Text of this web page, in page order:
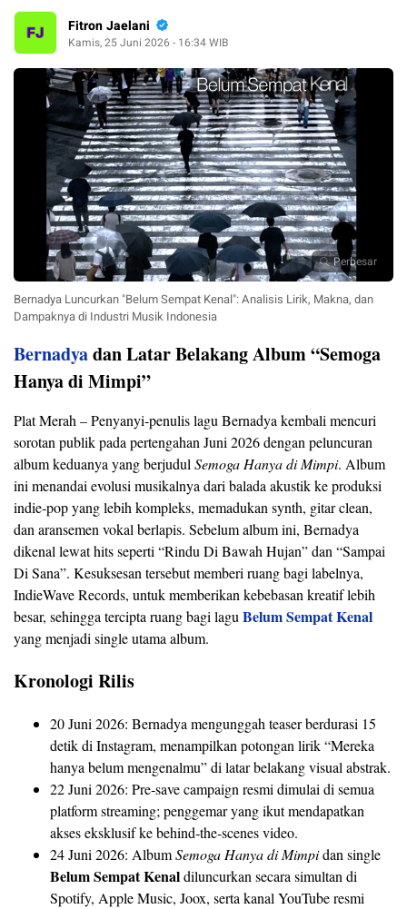
Fitron Jaelani
Kamis, 25 Juni 2026 - 16:34 WIB
Perbesar
Bernadya Luncurkan "Belum Sempat Kenal": Analisis Lirik, Makna, dan
Dampaknya di Industri Musik Indonesia
Bernadyadan Latar Belakang Album “Semoga
Hanya di Mimpi”
Plat Merah – Penyanyi‑penulis lagu Bernadya kembali mencuri
sorotan publik pada pertengahan Juni 2026 dengan peluncuran
album keduanya yang berjudulSemoga Hanya di Mimpi. Album
ini menandai evolusi musikalnya dari balada akustik ke produksi
indie‑pop yang lebih kompleks, memadukan synth, gitar clean,
dan aransemen vokal berlapis. Sebelum album ini, Bernadya
dikenal lewat hits seperti “Rindu Di Bawah Hujan” dan “Sampai
Di Sana”. Kesuksesan tersebut memberi ruang bagi labelnya,
IndieWave Records, untuk memberikan kebebasan kreatif lebih
besar, sehingga tercipta ruang bagi laguBelum Sempat Kenal
yang menjadi single utama album.
Kronologi Rilis
20 Juni 2026: Bernadya mengunggah teaser berdurasi 15
detik di Instagram, menampilkan potongan lirik “Mereka
hanya belum mengenalmu” di latar belakang visual abstrak.
22 Juni 2026: Pre‑save campaign resmi dimulai di semua
platform streaming; penggemar yang ikut mendapatkan
akses eksklusif ke behind‑the‑scenes video.
24 Juni 2026: AlbumSemoga Hanya di Mimpidan single
Belum Sempat Kenaldiluncurkan secara simultan di
Spotify, Apple Music, Joox, serta kanal YouTube resmi